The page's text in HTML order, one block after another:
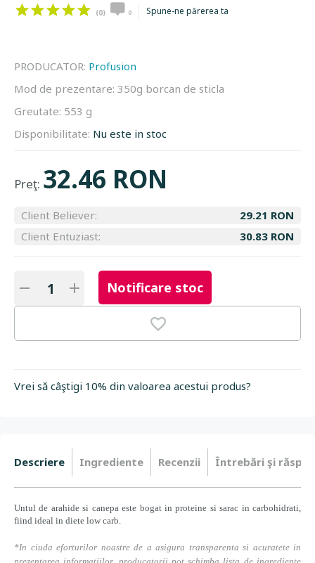
(0) 0 Spune-ne părerea ta
PRODUCATOR: Profusion
Mod de prezentare: 350g borcan de sticla
Greutate: 553 g
Disponibilitate: Nu este in stoc
Preţ: 32.46 RON
Client Believer:
29.21 RON
Client Entuziast:
30.83 RON
Notificare stoc
Vrei să câştigi 10% din valoarea acestui produs?
Descriere Ingrediente Recenzii Întrebări şi
Untul de arahide si canepa este bogat in proteine si sarac in carbohidrati,
fiind ideal in diete low carb.
*In ciuda eforturilor noastre de a asigura transparenta si acuratete in